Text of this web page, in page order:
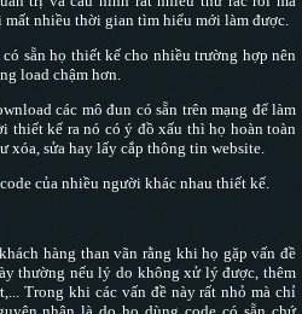
nhiều thời gian tìm hiểu mới làm được.
sẵn họ thiết kế cho nhiều trường hợp nên
load chậm hơn.
các mô đun có sẵn trên mạng để làm
thiết kế ra nó có ý đồ xấu thì họ hoàn toàn
xóa, sửa hay lấy cắp thông tin website.
của nhiều người khác nhau thiết kế.
hàng than vãn rằng khi họ gặp vấn đề
thường nếu lý do không xử lý được, thêm
Trong khi các vấn đề này rất nhỏ mà chỉ